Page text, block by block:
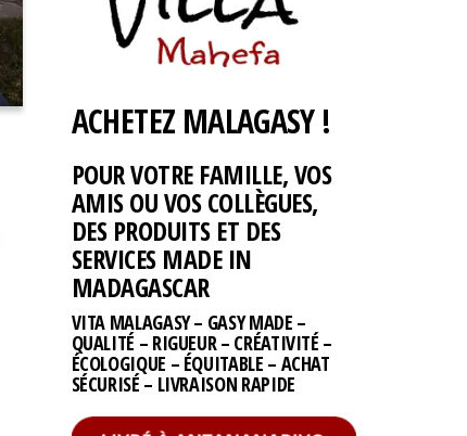
ACHETEZ MALAGASY !
POUR VOTRE FAMILLE, VOS
AMIS OU VOS COLLÈGUES,
DES PRODUITS ET DES
SERVICES MADE IN
MADAGASCAR
VITA MALAGASY – GASY MADE –
QUALITÉ – RIGUEUR – CRÉATIVITÉ –
ÉCOLOGIQUE – ÉQUITABLE – ACHAT
SÉCURISÉ – LIVRAISON RAPIDE